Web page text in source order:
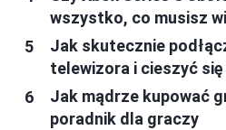
wszystko, co musisz
Jak skutecznie
telewizora i cieszyć
Jak mądrze kupować
poradnik dla graczy